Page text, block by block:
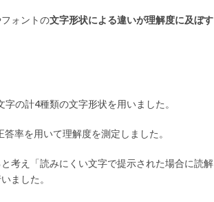
ォントの文字形状による違いが理解度に及ぼす
の計4種類の文字形状を用いました。
率を用いて理解度を測定しました。
考え「読みにくい文字で提示された場合に読解
ました。